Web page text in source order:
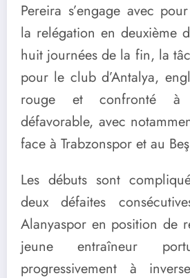
Pereira s’engage avec
la relégation en deuxième
huit journées de la fin, la
pour le club d’Antalya,
rouge et confronté à
défavorable, avec
face à Trabzonspor et au
Les débuts sont
deux défaites
Alanyaspor en position de
jeune entraîneur
progressivement à